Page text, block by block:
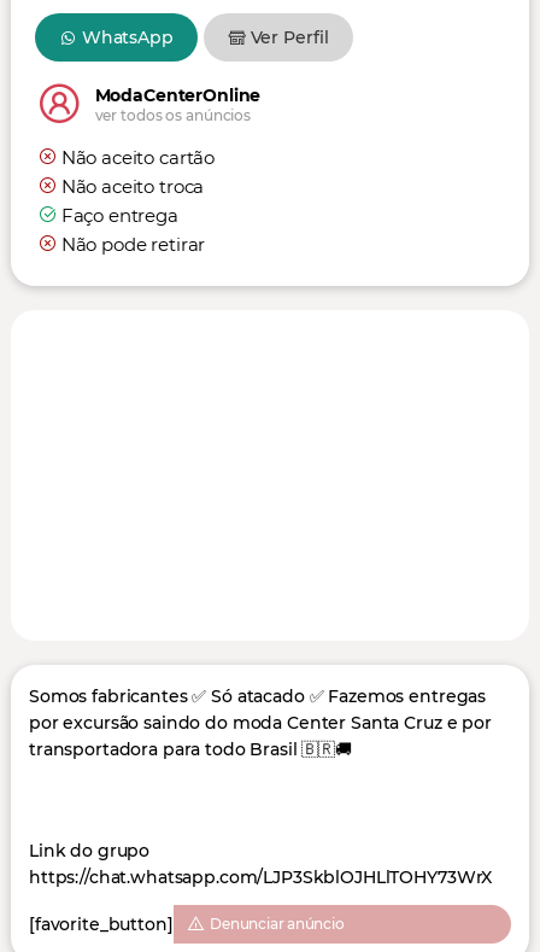
WhatsApp Ver Perfil
ModaCenterOnline
ver todos os anúncios
Não aceito cartão
Não aceito troca
Faço entrega
Não pode retirar
Somos fabricantes ✅ Só atacado ✅ Fazemos entregas
por excursão saindo do moda Center Santa Cruz e por
transportadora para todo Brasil 🇧🇷🚚
Link do grupo
https://chat.whatsapp.com/LJP3SkblOJHLlTOHY73WrX
[favorite_button] Denunciar anúncio